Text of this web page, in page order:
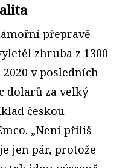
přepravě
zhruba z 1300
v posledních
dolarů za velký
českou
„Není příliš
jen pár, protože